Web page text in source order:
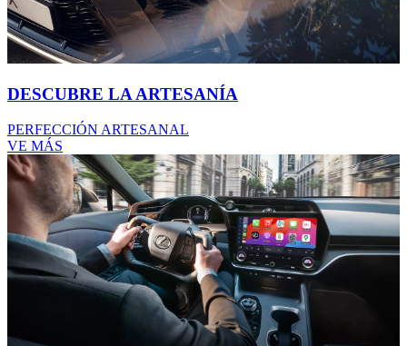
DESCUBRE LA ARTESANÍA
PERFECCIÓN ARTESANAL
VE MÁS